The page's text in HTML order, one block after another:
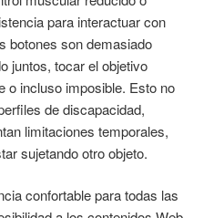
para interactuar con
botones son demasiado
juntos, tocar el objetivo
o incluso imposible. Esto no
de discapacidad,
limitaciones temporales,
sujetando otro objeto.
confortable para todas las